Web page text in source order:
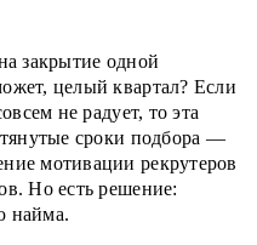
закрытие одной
целый квартал? Если
не радует, то эта
сроки подбора —
мотивации рекрутеров
Но есть решение:
найма.